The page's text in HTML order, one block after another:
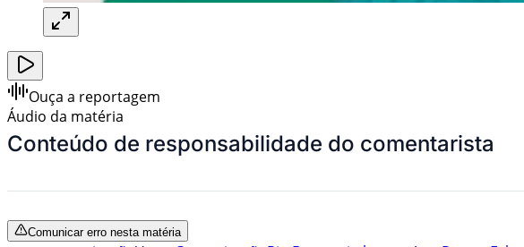
Ouça a reportagem
Áudio da matéria
Conteúdo de responsabilidade do comentarista
Comunicar erro nesta matéria